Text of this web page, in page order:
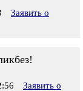
Заявить о
Заявить о